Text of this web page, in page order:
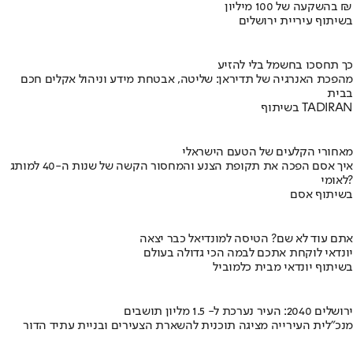
בהשקעה של 100 מיליון ₪
בשיתוף עיריית ירושלים
כך תחסכו בחשמל בלי להזיע
מהפכת האנרגיה של תדיראן: שליטה, אבטחת מידע וניהול אקלים חכם
בבית
בשיתוף TADIRAN
מאחורי הקלעים של הטעם הישראלי
איך אסם הפכה את תקופת הצנע והמחסור הקשה של שנות ה-40 למותג
לאומי?
בשיתוף אסם
אתם עוד לא שם? הטיסה למונדיאל כבר יצאה
יונדאי לוקחת אתכם לבמה הכי גדולה בעולם
בשיתוף יונדאי מבית כלמוביל
ירושלים 2040: העיר נערכת ל- 1.5 מליון תושבים
מנכ"לית העירייה מציגה תוכנית להשארת הצעירים ובניית עתיד הדור